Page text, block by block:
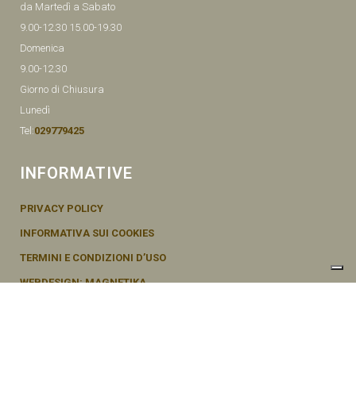
da Martedì a Sabato
9.00-12.30 15.00-19.30
Domenica
9.00-12.30
Giorno di Chiusura
Lunedì
Tel:029779425
INFORMATIVE
PRIVACY POLICY
INFORMATIVA SUI COOKIES
TERMINI E CONDIZIONI D’USO
WEBDESIGN: MAGNETIKA